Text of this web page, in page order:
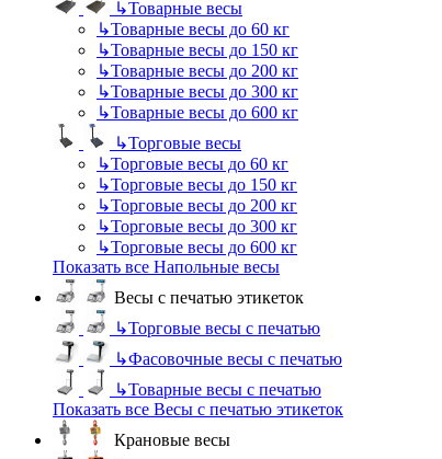
↳Товарные весы
↳Товарные весы до 60 кг
↳Товарные весы до 150 кг
↳Товарные весы до 200 кг
↳Товарные весы до 300 кг
↳Товарные весы до 600 кг
↳Торговые весы
↳Торговые весы до 60 кг
↳Торговые весы до 150 кг
↳Торговые весы до 200 кг
↳Торговые весы до 300 кг
↳Торговые весы до 600 кг
Показать все Напольные весы
Весы с печатью этикеток
↳Торговые весы с печатью
↳Фасовочные весы с печатью
↳Товарные весы с печатью
Показать все Весы с печатью этикеток
Крановые весы